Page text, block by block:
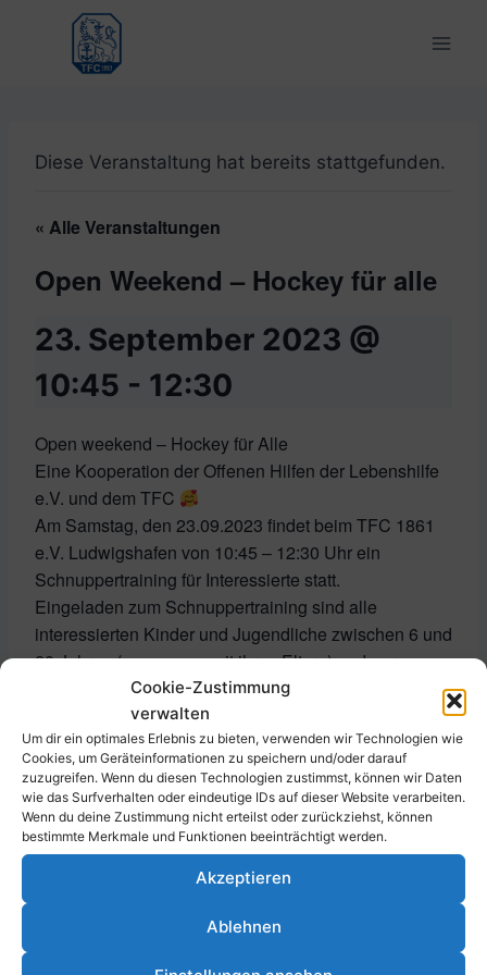
Cookie-Zustimmung
verwalten
Um dir ein optimales Erlebnis zu bieten, verwenden wir Technologien wie
Cookies, um Geräteinformationen zu speichern und/oder darauf
zuzugreifen. Wenn du diesen Technologien zustimmst, können wir Daten
wie das Surfverhalten oder eindeutige IDs auf dieser Website verarbeiten.
Wenn du deine Zustimmung nicht erteilst oder zurückziehst, können
bestimmte Merkmale und Funktionen beeinträchtigt werden.
Akzeptieren
Ablehnen
springen
Diese Veranstaltung hat bereits stattgefunden.
« Alle Veranstaltungen
Open Weekend – Hockey für alle
23. September 2023 @
10:45 - 12:30
Open weekend – Hockey für Alle
Eine Kooperation der Offenen Hilfen der Lebenshilfe
e.V. und dem TFC
Am Samstag, den 23.09.2023 findet beim TFC 1861
e.V. Ludwigshafen von 10:45 – 12:30 Uhr ein
Schnuppertraining für Interessierte statt.
Eingeladen zum Schnuppertraining sind alle
interessierten Kinder und Jugendliche zwischen 6 und
20 Jahren (zusammen mit ihren Eltern) und gerne
auch Geschwistern. Wir wollen unsere inklusive
Mannschaft für Spieler*innen mit und ohne
Behinderung erweitern.
Alter: 6 – 20 Jahre
Termine: weitere Trainingstermine: 07.10., 04.11.,
18.11., 02.12., 16.12.23
Uhrzeit: 10:45 – 12:30 Uhr
#einvereinfüralle #treffpunkttfc #tfcludwigshafen